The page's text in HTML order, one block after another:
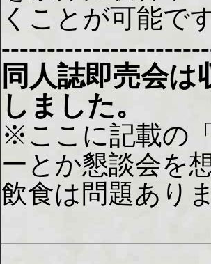
くことが可能で
同人誌即売会は
しました。
※ここに記載の
ーとか懇談会を
飲食は問題あり